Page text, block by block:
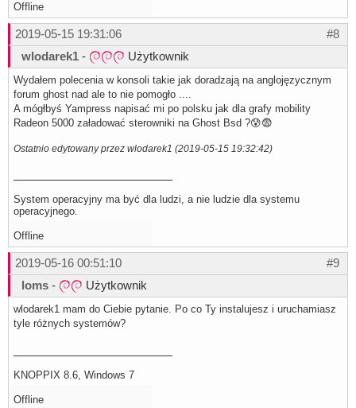
Offline
#8
2019-05-15 19:31:06
wlodarek1 - Użytkownik
Wydałem polecenia w konsoli takie jak doradzają na anglojęzycznym
forum ghost nad ale to nie pomogło ....
A mógłbyś Yampress napisać mi po polsku jak dla grafy mobility
Radeon 5000 załadować sterowniki na Ghost Bsd ?😰😨
Ostatnio edytowany przez wlodarek1 (2019-05-15 19:32:42)
System operacyjny ma być dla ludzi, a nie ludzie dla systemu
operacyjnego.
Offline
#9
2019-05-16 00:51:10
loms - Użytkownik
wlodarek1 mam do Ciebie pytanie. Po co Ty instalujesz i uruchamiasz
tyle różnych systemów?
KNOPPIX 8.6, Windows 7
Offline